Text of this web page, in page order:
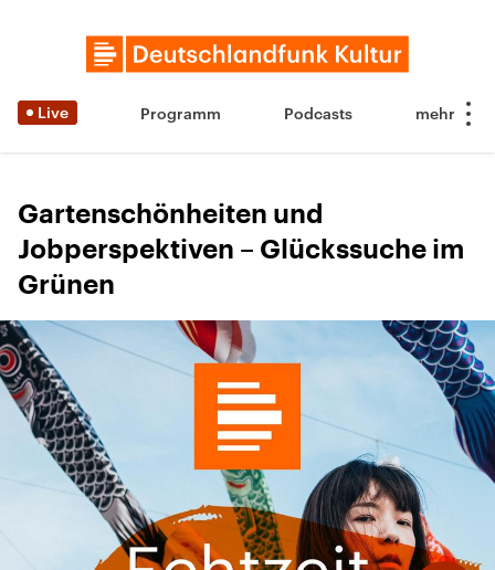
Live Programm Podcasts
Gartenschönheiten und
Jobperspektiven – Glückssuche im
Grünen